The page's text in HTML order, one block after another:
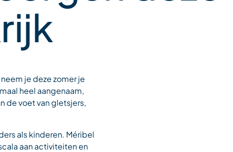
je deze zomer je
heel aangenaam,
de voet van gletsjers,
als kinderen. Méribel
aan activiteiten en